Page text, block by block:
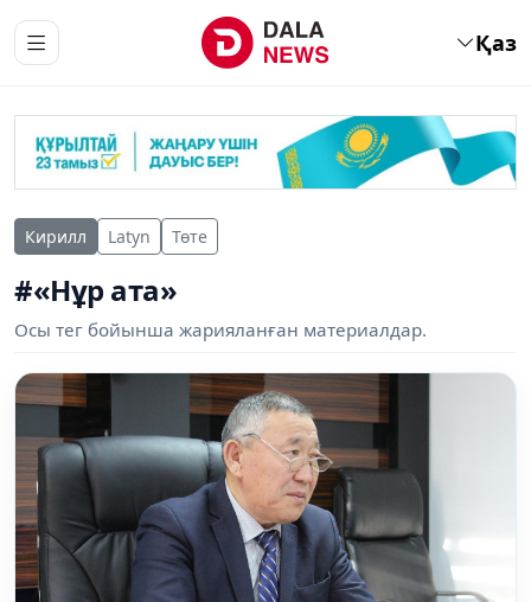
Қаз
Кирилл Latyn Төте
#«Нұр ата»
Осы тег бойынша жарияланған материалдар.